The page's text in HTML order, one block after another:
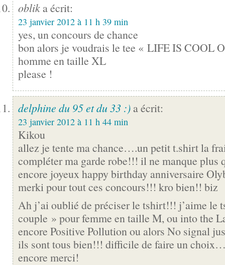
oblik a écrit:
23 janvier 2012 à 11 h 39 min
yes, un concours de chance
bon alors je voudrais le tee « LIFE IS COOL
homme en taille XL
please !
delphine du 95 et du 33 :) a écrit:
23 janvier 2012 à 11 h 44 min
Kikou
allez je tente ma chance….un petit t.shirt la
compléter ma garde robe!!! il ne manque plus
encore joyeux happy birthday anniversaire
merki pour tout ces concours!!! kro bien!! biz
Ah j’ai oublié de préciser le tshirt!!! j’aime le
couple » pour femme en taille M, ou into the
encore Positive Pollution ou alors No signal
ils sont tous bien!!! difficile de faire un
encore merci!